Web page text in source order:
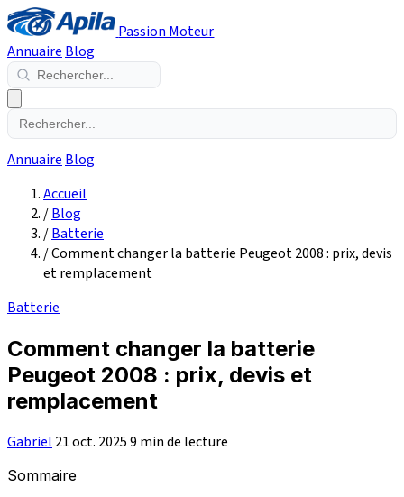
Passion Moteur
Annuaire Blog
Annuaire Blog
Accueil
/Blog
/Batterie
/Comment changer la batterie Peugeot 2008 : prix, devis
et remplacement
Batterie
Comment changer la batterie
Peugeot 2008 : prix, devis et
remplacement
Gabriel 21 oct. 20259 min de lecture
Sommaire